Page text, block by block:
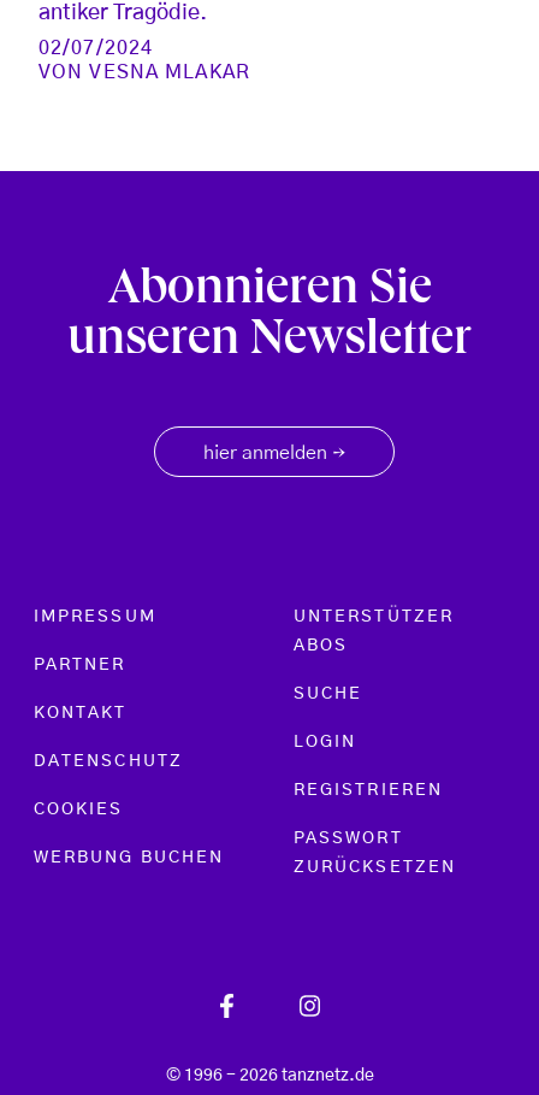
antiker Tragödie.
02/07/2024
VONVESNA MLAKAR
Abonnieren Sie
unseren Newsletter
hier anmelden →
Footer menu
IMPRESSUM
PARTNER
KONTAKT
DATENSCHUTZ
COOKIES
WERBUNG BUCHEN
UNTERSTÜTZER
ABOS
SUCHE
LOGIN
REGISTRIEREN
PASSWORT
ZURÜCKSETZEN
© 1996 - 2026 tanznetz.de